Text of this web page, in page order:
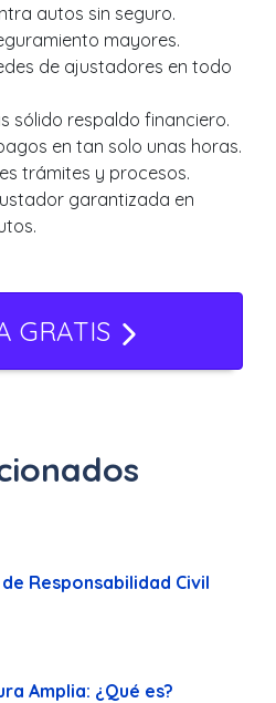
autos sin seguro.
mayores.
de ajustadores en todo
sólido respaldo financiero.
en tan solo unas horas.
trámites y procesos.
garantizada en
GRATIS
Responsabilidad Civil
Amplia: ¿Qué es?